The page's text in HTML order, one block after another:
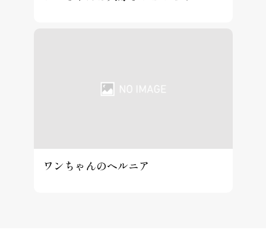
ワンちゃんのヘルニア